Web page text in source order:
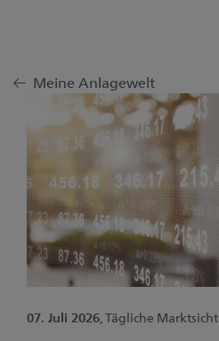
Meine Anlagewelt
07. Juli 2026, Tägliche Marktsicht